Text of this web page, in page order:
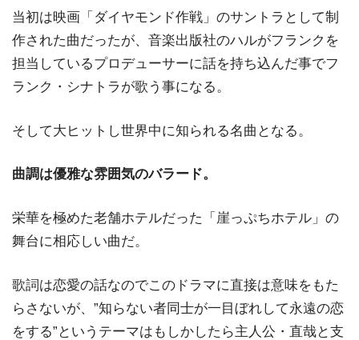
当初は映画「ダイヤモンド作戦」のサントラとして制
作された曲だったが、音楽出版社のハルがフランクを
担当しているプロデューサーに話を持ち込んだ事でフ
ランク・シナトラが歌う事になる。
そして大ヒットし世界中に知られる名曲となる。
曲調は優雅な雰囲気のバラード。
栄華を極めた老舗ホテルだった「崖っぷちホテル」の
舞台に相応しい曲だ。
歌詞は恋愛の話なのでこのドラマに直接は意味をもた
らさないが、”知らない者同士が一目ぼれして永遠の恋
をする”というテーマはもしかしたら主人公・直哉と支